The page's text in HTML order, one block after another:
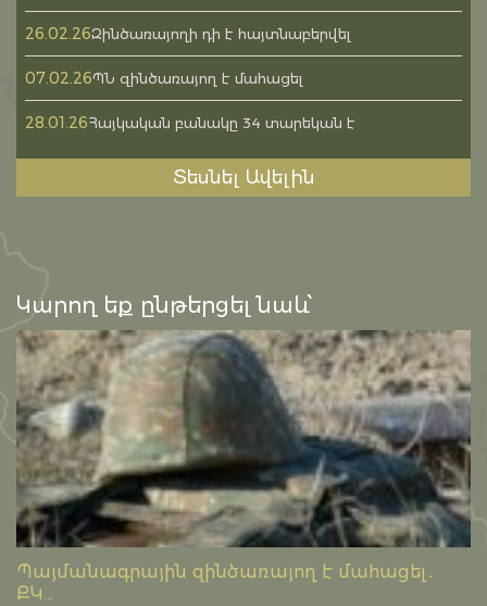
26.02.26Զինծառայողի դի է հայտնաբերվել
07.02.26ՊՆ զինծառայող է մահացել
28.01.26Հայկական բանակը 34 տարեկան է
Տեսնել Ավելին
Կարող եք ընթերցել նաև՝
Պայմանագրային զինծառայող է մահացել․
ՔԿ...